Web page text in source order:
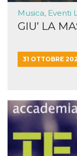
Musica, Eventi
GIU’ LA
31 OTTOBRE